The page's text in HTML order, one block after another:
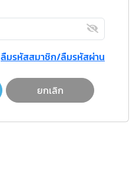
ลืมรหัสสมาชิก/ลืมรหัสผ่าน
ยกเลิก